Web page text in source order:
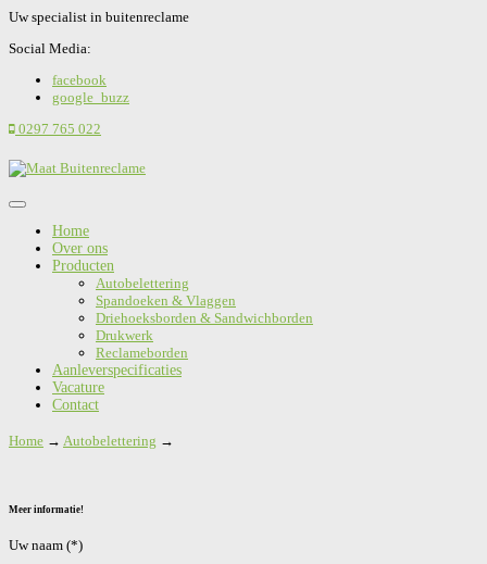
Uw specialist in buitenreclame
Social Media:
facebook
google_buzz
0297 765 022
Home
Over ons
Producten
Autobelettering
Spandoeken & Vlaggen
Driehoeksborden & Sandwichborden
Drukwerk
Reclameborden
Aanleverspecificaties
Vacature
Contact
Home → Autobelettering →
Meer informatie!
Uw naam (*)